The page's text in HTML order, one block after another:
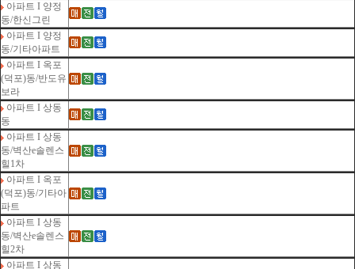
아파트 I 양정
동/한신그린
아파트 I 양정
동/기타아파트
아파트 I 옥포
(덕포)동/반도유
보라
아파트 I 상동
동
아파트 I 상동
동/벽산e솔렌스
힐1차
아파트 I 옥포
(덕포)동/기타아
파트
아파트 I 상동
동/벽산e솔렌스
힐2차
아파트 I 상동